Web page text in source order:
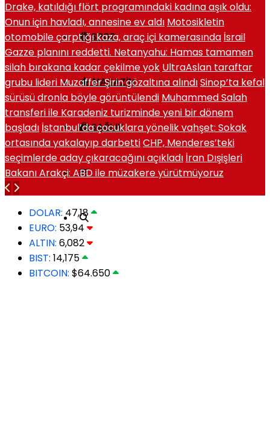
SPOR
MAGAZIN
SAĞLIK
Drake, katıldığı flört programındaki kadına aşık oldu:
Onun için havladı, annesine ev aldı Motosikletin
otomobile çarptığı kaza, araç içi kamerasında İsrail
Gazze planını reddetti. Netanyahu: Hamas tamamen
silah bırakana kadar çekilme yok UltraAslan taraftar
grubu lideri Muzaffer Şirin gözaltına alındıSinop’ta kefal
sürüsü dronla böyle görüntülendi Muhammed Salah
transferi ile Karadeniz turizminde yeni bir dönem
başladı İstanbul’da çocuklara yönelik vahşet: Sokak
ortasında yakalayıp darbettiCHP, Menderes’teki
seçimlerde aday çıkaracağını açıkladı İran Dışişleri
Bakanı Arakçi: ABD ile müzakere yürütmüyoruz
DOLAR: 47,18
EURO: 53,94
ALTIN: 6,082
BIST: 14,175
BITCOIN: $64.650